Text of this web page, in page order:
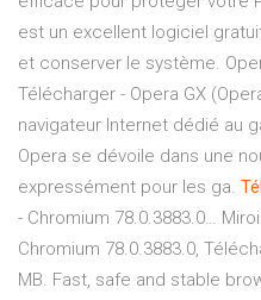
est un excellent logiciel
et conserver le système.
Télécharger - Opera GX
navigateur Internet dédié au
Opera se dévoile dans une
expressément pour les ga.
- Chromium 78.0.3883.0…
Chromium 78.0.3883.0,
MB. Fast, safe and stable